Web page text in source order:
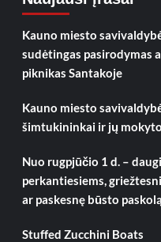
Kauno miesto
sudėtingas pasirodymas
piknikas Santakoje
Kauno miesto
šimtukininkai ir jų
Nuo rugpjūčio 1 d. –
perkantiesiems,
ar paskesnę būsto paskolą
Stuffed Zucchini Boats